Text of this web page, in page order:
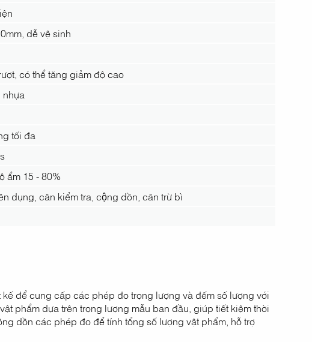
dễ vệ sinh
có thể tăng giảm độ cao
nhựa
tối đa
ẩm 15 - 80%
dụng, cân kiểm tra, cộng dồn, cân trừ bì
để cung cấp các phép đo trọng lượng và đếm số lượng với
phẩm dựa trên trọng lượng mẫu ban đầu, giúp tiết kiệm thời
dồn các phép đo để tính tổng số lượng vật phẩm, hỗ trợ